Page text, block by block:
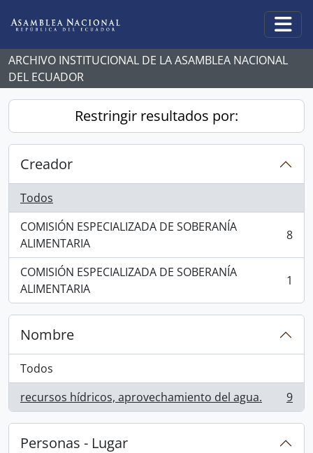
ARCHIVO INSTITUCIONAL DE LA ASAMBLEA NACIONAL
DEL ECUADOR
Restringir resultados por:
Creador
Todos
COMISIÓN ESPECIALIZADA DE SOBERANÍA
ALIMENTARIA
, 8 resultados 8
COMISIÓN ESPECIALIZADA DE SOBERANÍA
ALIMENTARIA
, 1 resultados 1
Nombre
Todos
recursos hídricos, aprovechamiento del agua.
, 9 resultados 9
Personas - Lugar